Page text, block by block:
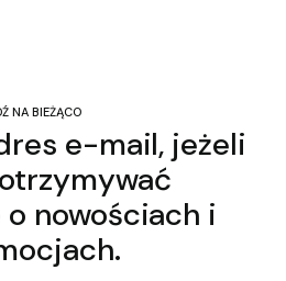
NA BIEŻĄCO
e-mail, jeżeli
nowościach i